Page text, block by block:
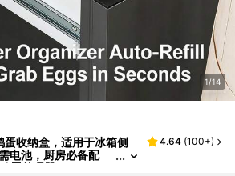
1/14
蛋收纳盒，适用于冰箱侧
电池，厨房必备配
蛋整理器
4.64 (100+)